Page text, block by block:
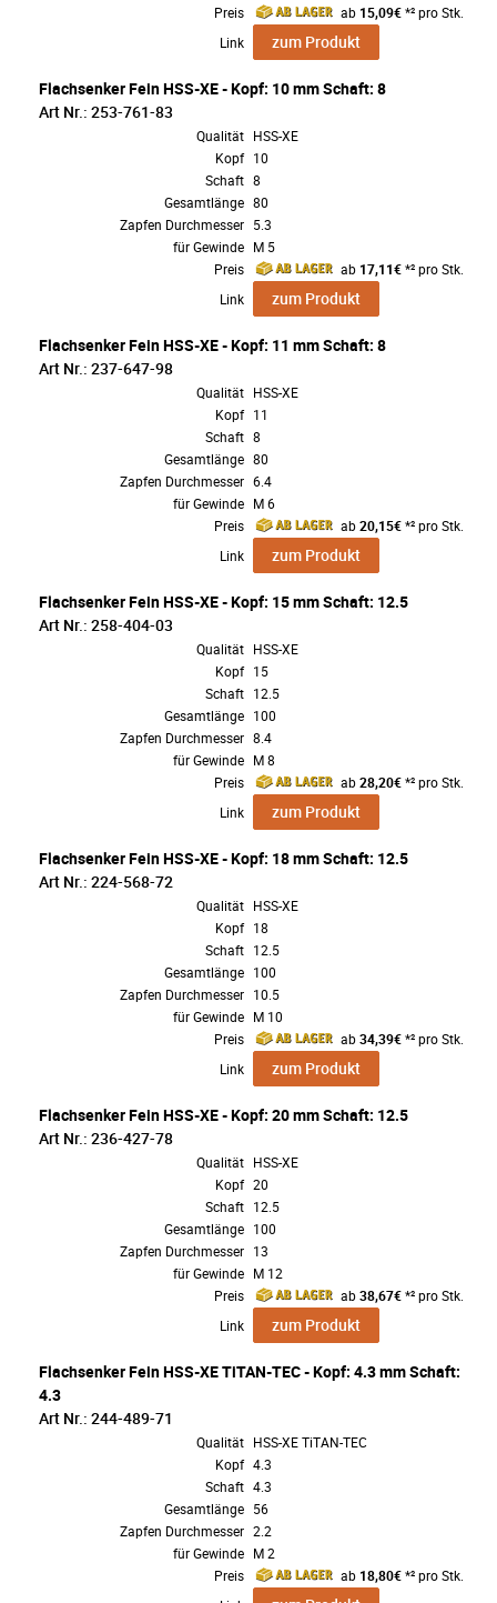
Preis
ab 15,09€*² pro Stk.
Link
zum Produkt
Flachsenker Fein HSS-XE - Kopf: 10 mm Schaft: 8
Art Nr.: 253-761-83
Qualität HSS-XE
Kopf 10
Schaft 8
Gesamtlänge 80
Zapfen Durchmesser 5.3
für Gewinde M 5
Preis
ab 17,11€*² pro Stk.
Link
zum Produkt
Flachsenker Fein HSS-XE - Kopf: 11 mm Schaft: 8
Art Nr.: 237-647-98
Qualität HSS-XE
Kopf 11
Schaft 8
Gesamtlänge 80
Zapfen Durchmesser 6.4
für Gewinde M 6
Preis
ab20,15€*² pro Stk.
Link
zum Produkt
Flachsenker Fein HSS-XE - Kopf: 15 mm Schaft: 12.5
Art Nr.: 258-404-03
Qualität HSS-XE
Kopf 15
Schaft 12.5
Gesamtlänge 100
Zapfen Durchmesser 8.4
für Gewinde M 8
Preis
ab28,20€*² pro Stk.
Link
zum Produkt
Flachsenker Fein HSS-XE - Kopf: 18 mm Schaft: 12.5
Art Nr.: 224-568-72
Qualität HSS-XE
Kopf 18
Schaft 12.5
Gesamtlänge 100
Zapfen Durchmesser 10.5
für Gewinde M 10
Preis
ab34,39€*² pro Stk.
Link
zum Produkt
Flachsenker Fein HSS-XE - Kopf: 20 mm Schaft: 12.5
Art Nr.: 236-427-78
Qualität HSS-XE
Kopf 20
Schaft 12.5
Gesamtlänge 100
Zapfen Durchmesser 13
für Gewinde M 12
Preis
ab38,67€*² pro Stk.
Link
zum Produkt
Flachsenker Fein HSS-XE TiTAN-TEC - Kopf: 4.3 mm Schaft:
4.3
Art Nr.: 244-489-71
Qualität HSS-XE TiTAN-TEC
Kopf 4.3
Schaft 4.3
Gesamtlänge 56
Zapfen Durchmesser 2.2
für Gewinde M 2
Preis
ab 18,80€*² pro Stk.